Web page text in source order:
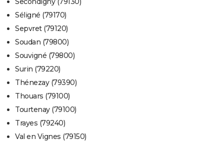
Séligné (79170)
Sepvret (79120)
Soudan (79800)
Souvigné (79800)
Surin (79220)
Thénezay (79390)
Thouars (79100)
Tourtenay (79100)
Trayes (79240)
Val en Vignes (79150)